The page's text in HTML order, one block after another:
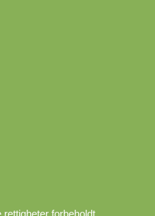
forbeholdt